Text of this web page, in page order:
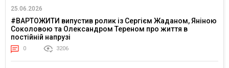
25.06.2026
#ВАРТОЖИТИ випустив ролик із Сергієм Жаданом, Яніною
Соколовою та Олександром Тереном про життя в
постійній напрузі
0 3206